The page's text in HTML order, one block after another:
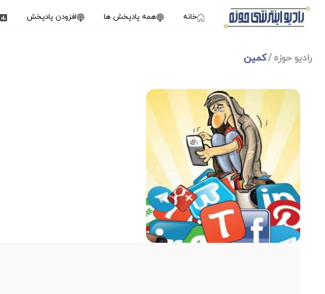
خانه همه پادپخش ها افزودن پادپخش
رادیو حوزه کمین
1X